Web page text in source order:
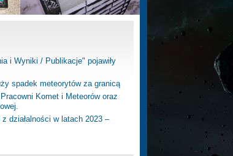
i Wyniki / Publikacje" pojawiły
spadek meteorytów za granicą
Komet i Meteorów oraz
działalności w latach 2023 –